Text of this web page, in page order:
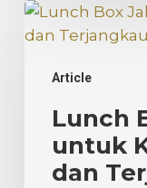
Article
Lunch
Box
untuk
Praktis
dan
Terjangkau
Lunch
untuk
dan